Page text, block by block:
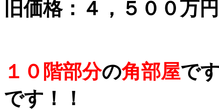
旧価格：４，５０
１０階部分の角部屋で
です！！